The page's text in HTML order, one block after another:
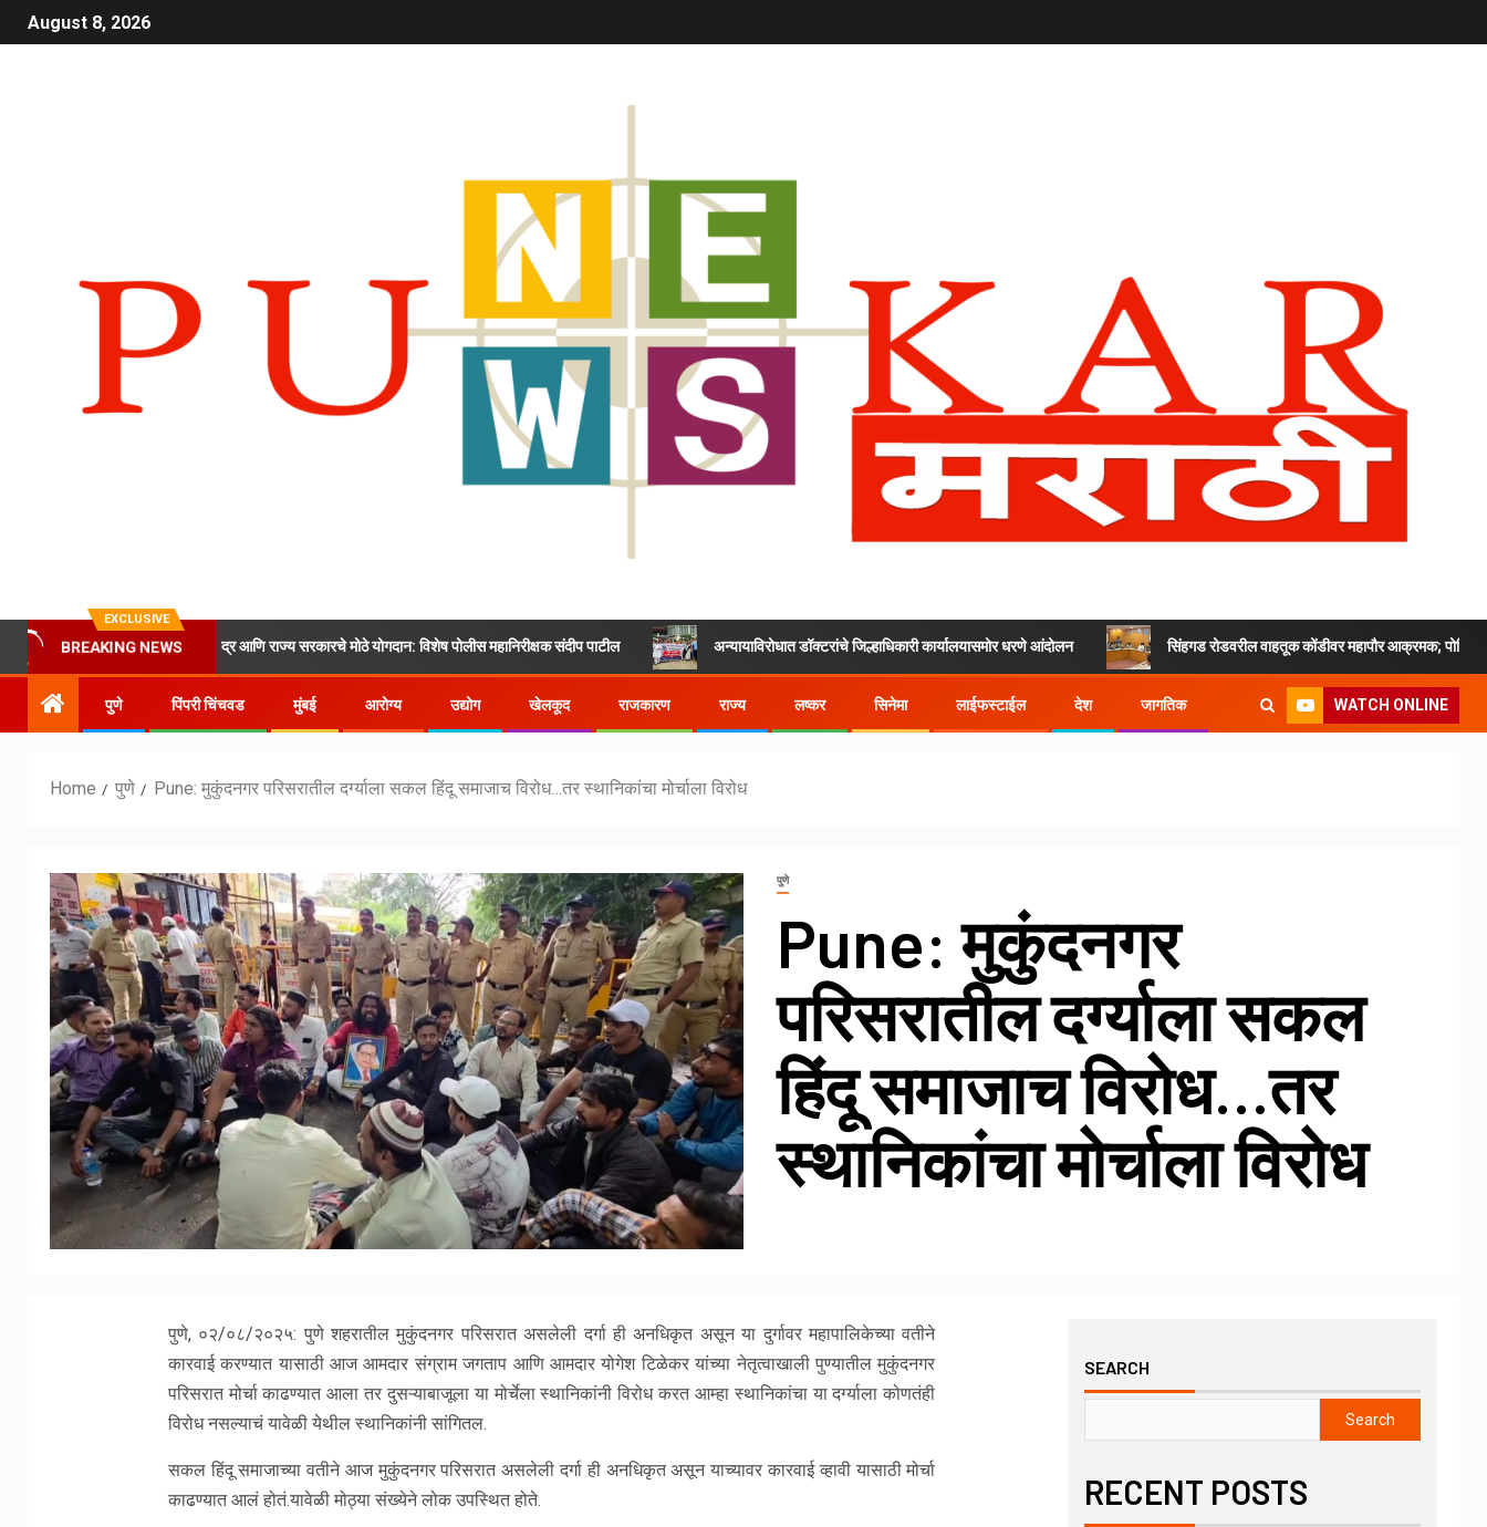
August 8, 2026
EXCLUSIVE
BREAKING NEWS
बिमोड करण्यामध्ये केंद्र आणि राज्य सरकारचे मोठे योगदान: विशेष पोलीस महानिरीक्षक संदीप पाटील अन्यायाविरोधात डॉक्टरांचे जिल्हाधिकारी कार्यालयासमोर धरणे आंदोलन सिंहगड रोडवरील वाहतूक कोंडीवर महापौर आक्रमक; पोलिसांना १५
पुणे पिंपरी चिंचवड मुंबई आरोग्य उद्योग खेलकूद राजकारण राज्य लष्कर सिनेमा लाईफस्टाईल देश जागतिक WATCH ONLINE
Home पुणे Pune: मुकुंदनगर परिसरातील दर्ग्याला सकल हिंदू समाजाच विरोध…तर स्थानिकांचा मोर्चाला विरोध
पुणे
Pune: मुकुंदनगर
परिसरातील दर्ग्याला सकल
हिंदू समाजाच विरोध…तर
स्थानिकांचा मोर्चाला विरोध
पुणे, ०२/०८/२०२५: पुणे शहरातील मुकुंदनगर परिसरात असलेली दर्गा ही अनधिकृत असून या दुर्गावर महापालिकेच्या वतीने
कारवाई करण्यात यासाठी आज आमदार संग्राम जगताप आणि आमदार योगेश टिळेकर यांच्या नेतृत्वाखाली पुण्यातील मुकुंदनगर
परिसरात मोर्चा काढण्यात आला तर दुसऱ्याबाजूला या मोर्चेला स्थानिकांनी विरोध करत आम्हा स्थानिकांचा या दर्ग्याला कोणतंही
विरोध नसल्याचं यावेळी येथील स्थानिकांनी सांगितल.
सकल हिंदू समाजाच्या वतीने आज मुकुंदनगर परिसरात असलेली दर्गा ही अनधिकृत असून याच्यावर कारवाई व्हावी यासाठी मोर्चा
काढण्यात आलं होतं.यावेळी मोठ्या संख्येने लोक उपस्थित होते.
SEARCH
Search
RECENT POSTS